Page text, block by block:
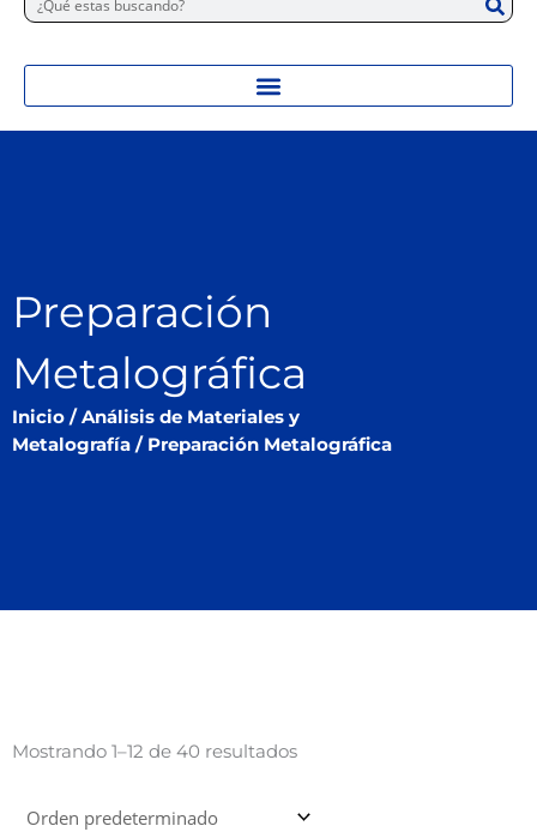
Preparación
Metalográfica
Inicio /Análisis de Materiales y
Metalografía / Preparación Metalográfica
Mostrando 1–12 de 40 resultados